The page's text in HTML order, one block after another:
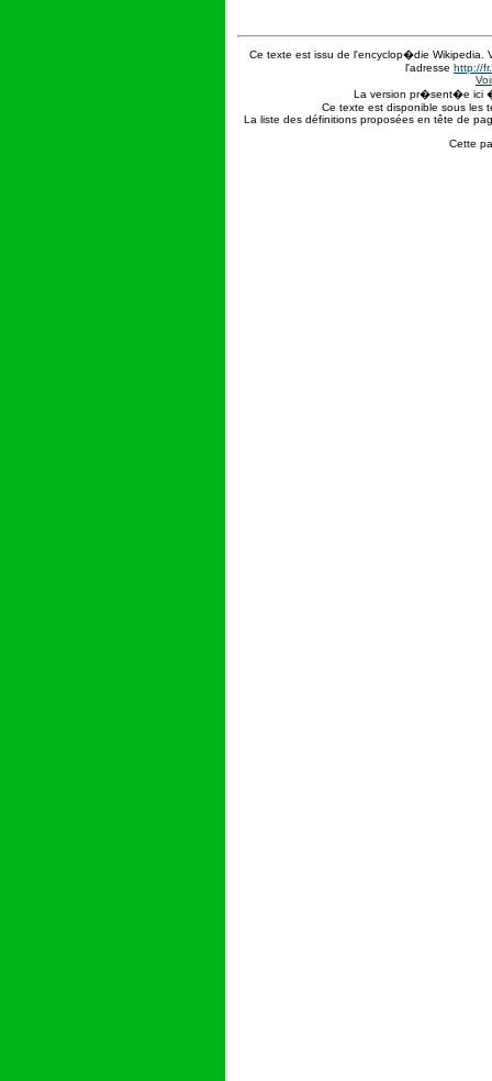
Ce texte est issu de l'encyclop�die
l'adresse http://
La version pr�sent�e ici
Ce texte est disponible sous les
La liste des définitions proposées en tête de
Cette